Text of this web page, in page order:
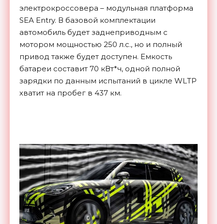
электрокроссовера – модульная платформа
SЕА Entry. В базовой комплектации
автомобиль будет заднеприводным с
мотором мощностью 250 л.с., но и полный
привод также будет доступен. Емкость
батареи составит 70 кВт*ч, одной полной
зарядки по данным испытаний в цикле WLТР
хватит на пробег в 437 км.